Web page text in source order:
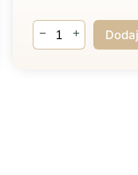
ilość
Bon
podarunkowy
− +